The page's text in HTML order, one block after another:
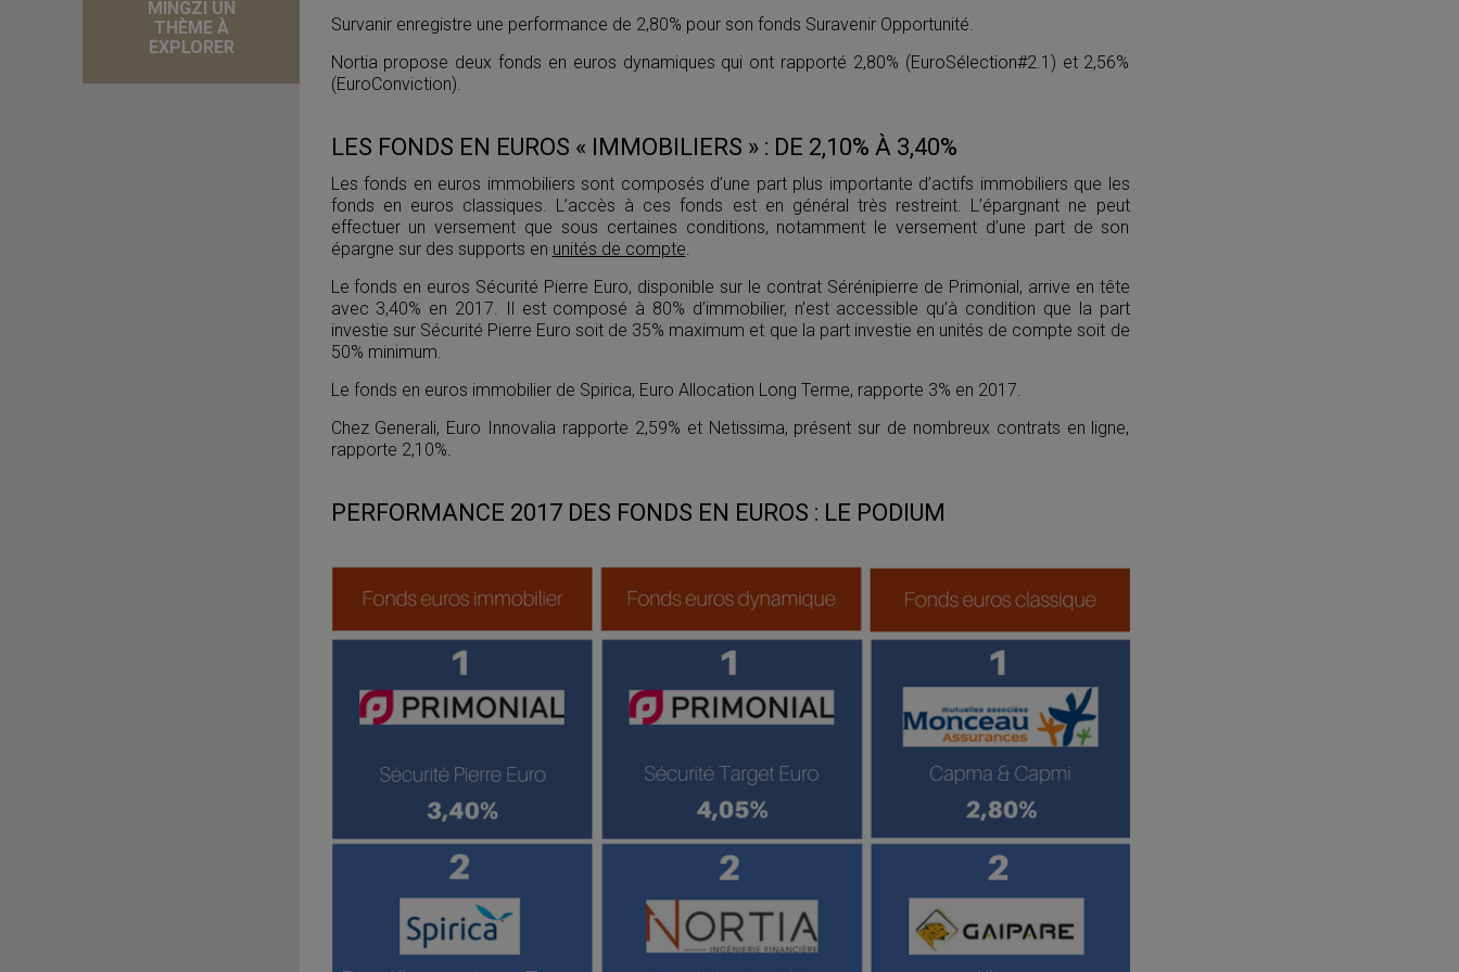
Survanir enregistre une performance de 2,80% pour son fonds Suravenir Opportunité.
Nortia propose deux fonds en euros dynamiques qui ont rapporté 2,80% (EuroSélection#2.1) et 2,56%
(EuroConviction).
LES FONDS EN EUROS « IMMOBILIERS » : DE 2,10% À 3,40%
Les fonds en euros immobiliers sont composés d’une part plus importante d’actifs immobiliers que les
fonds en euros classiques. L’accès à ces fonds est en général très restreint. L’épargnant ne peut
effectuer un versement que sous certaines conditions, notamment le versement d’une part de son
épargne sur des supports en unités de compte
Le fonds en euros Sécurité Pierre Euro, disponible sur le contrat Sérénipierre de Primonial, arrive en tête
avec 3,40% en 2017. Il est composé à 80% d’immobilier, n’est accessible qu’à condition que la part
investie sur Sécurité Pierre Euro soit de 35% maximum et que la part investie en unités de compte soit de
50% minimum.
Le fonds en euros immobilier de Spirica, Euro Allocation Long Terme, rapporte 3% en 2017.
Chez Generali, Euro Innovalia rapporte 2,59% et Netissima, présent sur de nombreux contrats en ligne,
rapporte 2,10%.
PERFORMANCE 2017 DES FONDS EN EUROS : LE PODIUM
MINGZI UN
THÈME À
EXPLORER